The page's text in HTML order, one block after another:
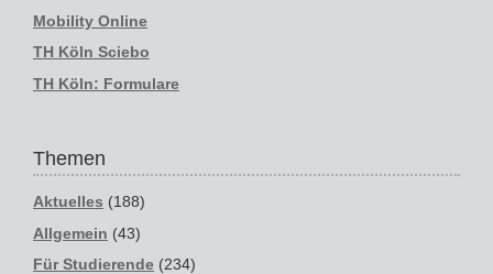
Mobility Online
TH Köln Sciebo
TH Köln: Formulare
Themen
Aktuelles (188)
Allgemein (43)
Für Studierende (234)